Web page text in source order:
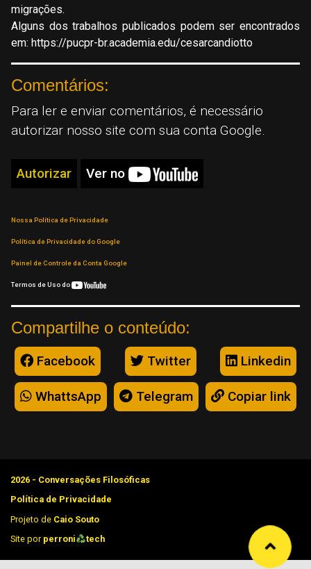
migrações.
Alguns dos trabalhos publicados podem ser encontrados
em: https://pucpr-br.academia.edu/cesarcandiotto
Comentários:
Para ler e enviar comentários, é necessário
autorizar nosso site com sua conta Google.
Autorizar Ver no
Nossa Política de Privacidade
Política de Privacidade do Google
Painel de Controle da Conta Google
Termos de Uso do
Compartilhe o conteúdo:
Facebook Twitter Linkedin
WhattsApp Telegram Copiar link
2026 - Conversações Filosóficas
Política de Privacidade
Projeto de Caio Souto
Site por perroni tech